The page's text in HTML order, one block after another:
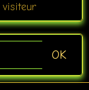
visiteur
OK